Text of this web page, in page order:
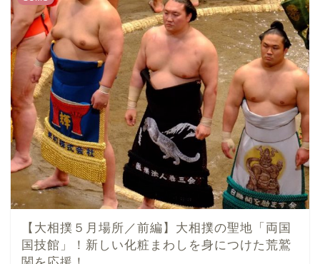
【大相撲５月場所／前編】大相撲の聖地「両国
国技館」！新しい化粧まわしを身につけた荒鷲